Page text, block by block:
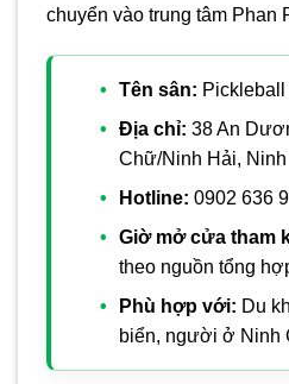
chuyển vào trung tâm Phan
Tên sân:
Địa chỉ: 38 An
Chữ/Ninh Hải, Ninh
Hotline: 0902 636
Giờ mở cửa tham
theo nguồn tổng
Phù hợp với: Du
biển, người ở Ninh